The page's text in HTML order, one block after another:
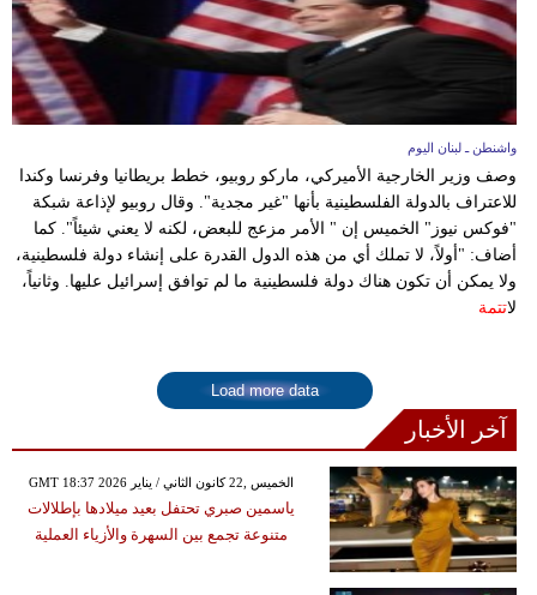
واشنطن ـ لبنان اليوم
وصف وزير الخارجية الأميركي، ماركو روبيو، خطط بريطانيا وفرنسا وكندا
للاعتراف بالدولة الفلسطينية بأنها "غير مجدية". وقال روبيو لإذاعة شبكة
"فوكس نيوز" الخميس إن " الأمر مزعج للبعض، لكنه لا يعني شيئاً". كما
أضاف: "أولاً، لا تملك أي من هذه الدول القدرة على إنشاء دولة فلسطينية،
ولا يمكن أن تكون هناك دولة فلسطينية ما لم توافق إسرائيل عليها. وثانياً،
لاتتمة
Load more data
آخر الأخبار
GMT 18:37 2026 الخميس ,22 كانون الثاني / يناير
ياسمين صبري تحتفل بعيد ميلادها بإطلالات
متنوعة تجمع بين السهرة والأزياء العملية